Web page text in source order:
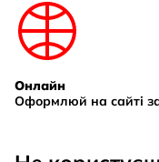
Онлайн
Оформлюй на сайті